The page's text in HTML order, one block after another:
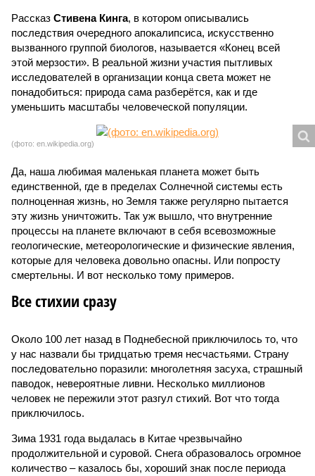
Рассказ Стивена Кинга, в котором описывались
последствия очередного апокалипсиса, искусственно
вызванного группой биологов, называется «Конец всей
этой мерзости». В реальной жизни участия пытливых
исследователей в организации конца света может не
понадобиться: природа сама разберётся, как и где
уменьшить масштабы человеческой популяции.
(фото: en.wikipedia.org)
Да, наша любимая маленькая планета может быть
единственной, где в пределах Солнечной системы есть
полноценная жизнь, но Земля также регулярно пытается
эту жизнь уничтожить. Так уж вышло, что внутренние
процессы на планете включают в себя всевозможные
геологические, метеорологические и физические явления,
которые для человека довольно опасны. Или попросту
смертельны. И вот несколько тому примеров.
Все стихии сразу
Около 100 лет назад в Поднебесной приключилось то, что
у нас назвали бы тридцатью тремя несчастьями. Страну
последовательно поразили: многолетняя засуха, страшный
паводок, невероятные ливни. Несколько миллионов
человек не пережили этот разгул стихий. Вот что тогда
приключилось.
Зима 1931 года выдалась в Китае чрезвычайно
продолжительной и суровой. Снега образовалось огромное
количество – казалось бы, хороший знак после периода